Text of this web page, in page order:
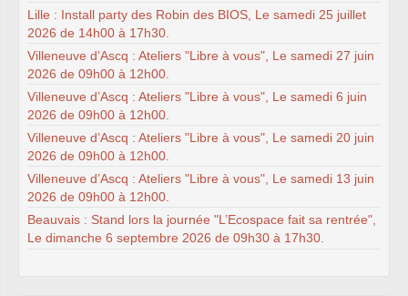
Lille : Install party des Robin des BIOS, Le samedi 25 juillet
2026 de 14h00 à 17h30.
Villeneuve d’Ascq : Ateliers "Libre à vous", Le samedi 27 juin
2026 de 09h00 à 12h00.
Villeneuve d’Ascq : Ateliers "Libre à vous", Le samedi 6 juin
2026 de 09h00 à 12h00.
Villeneuve d’Ascq : Ateliers "Libre à vous", Le samedi 20 juin
2026 de 09h00 à 12h00.
Villeneuve d’Ascq : Ateliers "Libre à vous", Le samedi 13 juin
2026 de 09h00 à 12h00.
Beauvais : Stand lors la journée "L’Ecospace fait sa rentrée",
Le dimanche 6 septembre 2026 de 09h30 à 17h30.